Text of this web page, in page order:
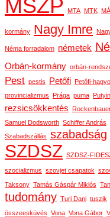
MSZP MTA MTK
kormány Nagy Imre
Néma forradalom németek
Orbán-kormány orbán-
Pest pestis Petőfi Petőfi-
provincializmus Prága puma Putyin
rezsicsökkentés
Samuel Dodsworth Schiffer András
Szabadszállás szabadság
SZDSZ SZDSZ-
szocializmus szovjet csapatok
Taksony Tamás Gáspár Miklós
tudomány Turi Dani tuszik
összeesküvés Vona Vona Gábor